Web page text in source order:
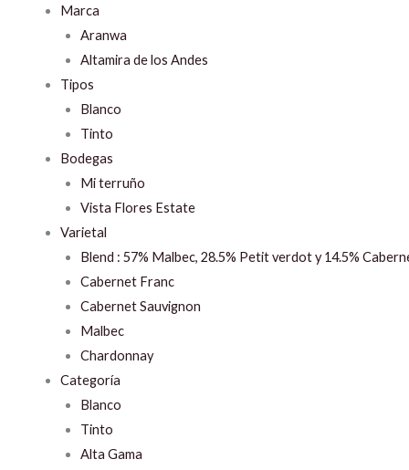
Marca
Aranwa
Altamira de los Andes
Tipos
Blanco
Tinto
Bodegas
Mi terruño
Vista Flores Estate
Varietal
Blend : 57% Malbec, 28.5% Petit verdot y 14.5%
Cabernet Franc
Cabernet Sauvignon
Malbec
Chardonnay
Categoría
Blanco
Tinto
Alta Gama